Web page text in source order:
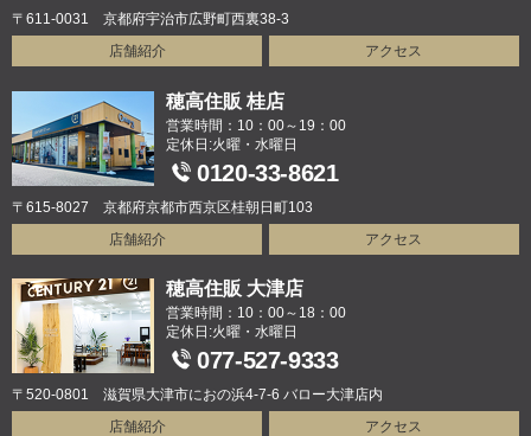
〒611-0031 京都府宇治市広野町西裏38-3
店舗紹介
アクセス
穂高住販 桂店
営業時間：10：00～19：00
定休日:火曜・水曜日
0120-33-8621
〒615-8027 京都府京都市西京区桂朝日町103
店舗紹介
アクセス
穂高住販 大津店
営業時間：10：00～18：00
定休日:火曜・水曜日
077-527-9333
〒520-0801 滋賀県大津市におの浜4-7-6 バロー大津店内
店舗紹介
アクセス